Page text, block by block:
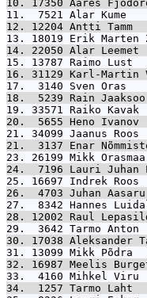
10. 17350 Aares
11.  7521 Alar
12. 12204 Antti
13. 18019 Erik
14. 22050 Alar
15. 13787 Raimo
16. 31129 Karl-Martin
17.  3140 Sven
18.  5239 Rain
19. 33571 Raiko
20.  5655 Heno
21. 34099 Jaanus
21.  3137 Enar
23. 26199 Mikk
24.  7196 Lauri
25. 16697 Indrek
26.  4703 Juhan
27.  8342 Hannes
28. 12002 Raul
29.  3642 Tarmo
30. 17038 Aleksander
31. 13099 Mikk
32. 16987 Meelis
33.  4160 Mihkel
34.  1257 Tarmo